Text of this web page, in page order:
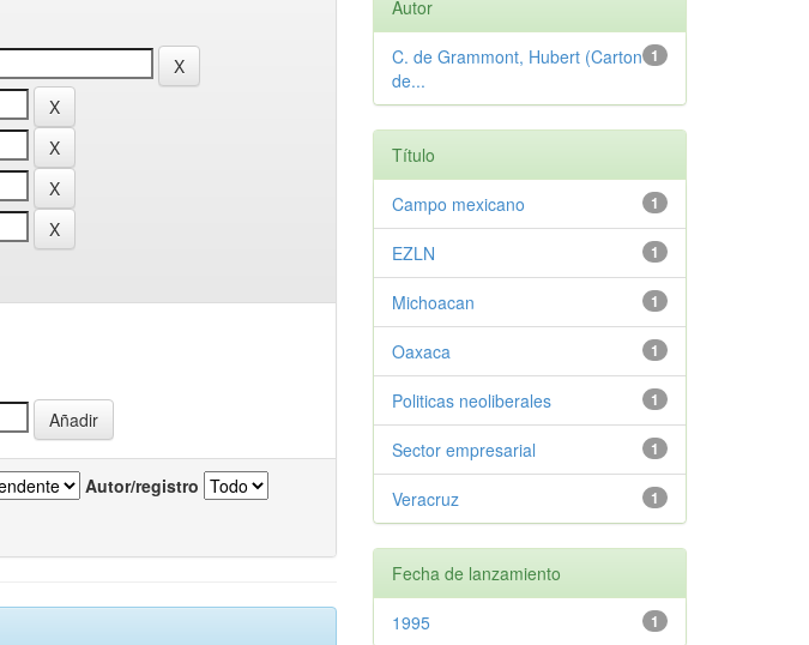
Autor/registro
Autor
1
C. de Grammont, Hubert (Carton
de...
Título
1
Campo mexicano
1
EZLN
1
Michoacan
1
Oaxaca
1
Politicas neoliberales
1
Sector empresarial
1
Veracruz
Fecha de lanzamiento
1
1995